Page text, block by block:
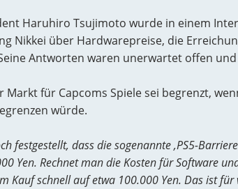
Haruhiro Tsujimoto wurde in einem
Nikkei über Hardwarepreise, die
Antworten waren unerwartet offen
Markt für Capcoms Spiele sei begrenzt,
würde.
festgestellt, dass die sogenannte ‚PS5-
Yen. Rechnet man die Kosten für Software
Kauf schnell auf etwa 100.000 Yen. Das ist für